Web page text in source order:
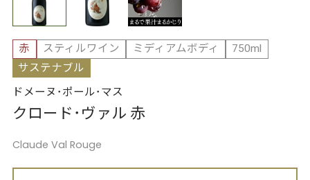
赤 スティルワイン ミディアムボディ
750ml
サステナブル
ドメーヌ･ポール･マス
クロード･ヴァル 赤
Claude Val Rouge